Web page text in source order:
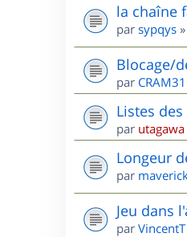
la chaîne
par sypqys »
Blocage/
par CRAM31
Listes
par utagawa
Longeur
par
Jeu dans
par VincentT